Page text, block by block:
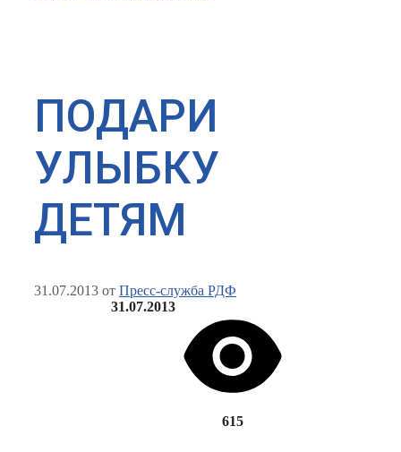
ПОДАРИ
УЛЫБКУ
ДЕТЯМ
31.07.2013 от Пресс-служба РДФ
31.07.2013
615